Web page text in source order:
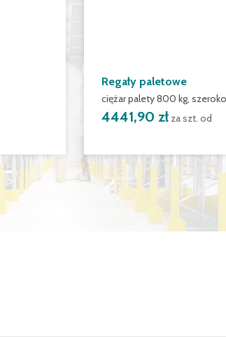
Regały paletowe
ciężar palety 800 kg,
4441,90 złza szt. od